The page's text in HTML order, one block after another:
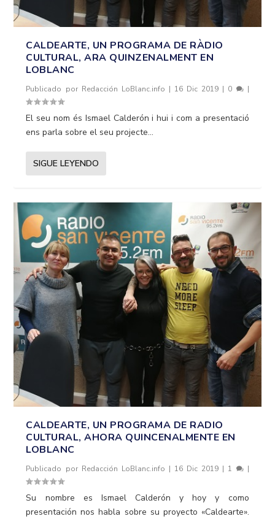
CALDEARTE, UN PROGRAMA DE RÀDIO
CULTURAL, ARA QUINZENALMENT EN
LOBLANC
Publicado por Redacción LoBlanc.info | 16 Dic 2019 | 0 |
El seu nom és Ismael Calderón i hui i com a presentació
ens parla sobre el seu projecte...
SIGUE LEYENDO
CALDEARTE, UN PROGRAMA DE RADIO
CULTURAL, AHORA QUINCENALMENTE EN
LOBLANC
Publicado por Redacción LoBlanc.info | 16 Dic 2019 | 1 |
Su nombre es Ismael Calderón y hoy y como
presentación nos habla sobre su proyecto «Caldearte».